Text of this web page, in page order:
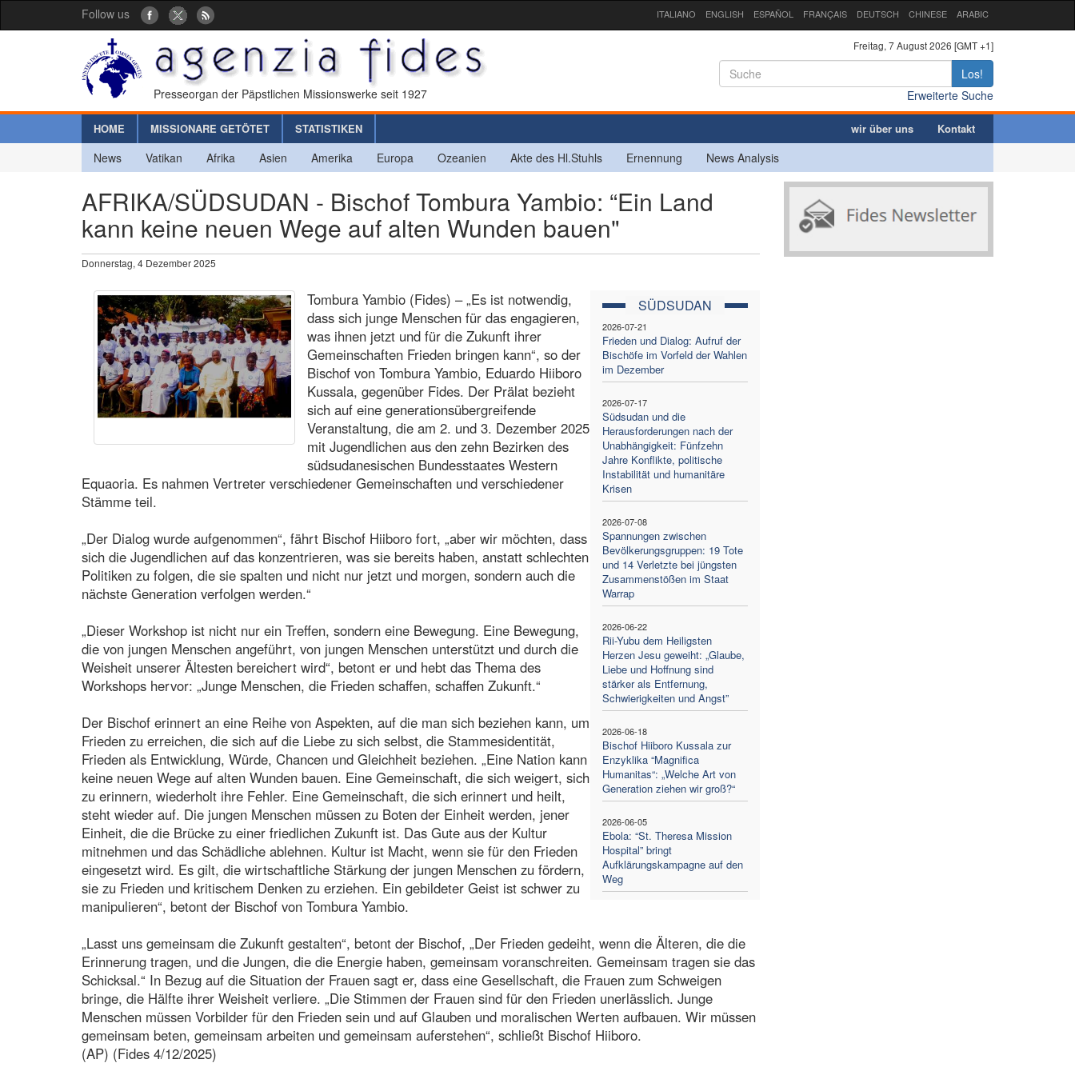
Follow us ITALIANO ENGLISH ESPAÑOL FRANÇAIS DEUTSCH CHINESE ARABIC
Presseorgan der Päpstlichen Missionswerke seit 1927
Freitag, 7 August 2026 [GMT +1]
Los!
Erweiterte Suche
HOME MISSIONARE GETÖTET STATISTIKEN wir über uns Kontakt
News Vatikan Afrika Asien Amerika Europa Ozeanien Akte des Hl.Stuhls Ernennung News Analysis
AFRIKA/SÜDSUDAN - Bischof Tombura Yambio: “Ein Land
kann keine neuen Wege auf alten Wunden bauen"
Donnerstag, 4 Dezember 2025
SÜDSUDAN
2026-07-21
Frieden und Dialog: Aufruf der
Bischöfe im Vorfeld der Wahlen
im Dezember
2026-07-17
Südsudan und die
Herausforderungen nach der
Unabhängigkeit: Fünfzehn
Jahre Konflikte, politische
Instabilität und humanitäre
Krisen
2026-07-08
Spannungen zwischen
Bevölkerungsgruppen: 19 Tote
und 14 Verletzte bei jüngsten
Zusammenstößen im Staat
Warrap
2026-06-22
Rii-Yubu dem Heiligsten
Herzen Jesu geweiht: „Glaube,
Liebe und Hoffnung sind
stärker als Entfernung,
Schwierigkeiten und Angst”
2026-06-18
Bischof Hiiboro Kussala zur
Enzyklika “Magnifica
Humanitas“: „Welche Art von
Generation ziehen wir groß?“
2026-06-05
Ebola: “St. Theresa Mission
Hospital” bringt
Aufklärungskampagne auf den
Weg
Tombura Yambio (Fides) – „Es ist notwendig,
dass sich junge Menschen für das engagieren,
was ihnen jetzt und für die Zukunft ihrer
Gemeinschaften Frieden bringen kann“, so der
Bischof von Tombura Yambio, Eduardo Hiiboro
Kussala, gegenüber Fides. Der Prälat bezieht
sich auf eine generationsübergreifende
Veranstaltung, die am 2. und 3. Dezember 2025
mit Jugendlichen aus den zehn Bezirken des
südsudanesischen Bundesstaates Western
Equaoria. Es nahmen Vertreter verschiedener Gemeinschaften und verschiedener
Stämme teil.
„Der Dialog wurde aufgenommen“, fährt Bischof Hiiboro fort, „aber wir möchten, dass
sich die Jugendlichen auf das konzentrieren, was sie bereits haben, anstatt schlechten
Politiken zu folgen, die sie spalten und nicht nur jetzt und morgen, sondern auch die
nächste Generation verfolgen werden.“
„Dieser Workshop ist nicht nur ein Treffen, sondern eine Bewegung. Eine Bewegung,
die von jungen Menschen angeführt, von jungen Menschen unterstützt und durch die
Weisheit unserer Ältesten bereichert wird“, betont er und hebt das Thema des
Workshops hervor: „Junge Menschen, die Frieden schaffen, schaffen Zukunft.“
Der Bischof erinnert an eine Reihe von Aspekten, auf die man sich beziehen kann, um
Frieden zu erreichen, die sich auf die Liebe zu sich selbst, die Stammesidentität,
Frieden als Entwicklung, Würde, Chancen und Gleichheit beziehen. „Eine Nation kann
keine neuen Wege auf alten Wunden bauen. Eine Gemeinschaft, die sich weigert, sich
zu erinnern, wiederholt ihre Fehler. Eine Gemeinschaft, die sich erinnert und heilt,
steht wieder auf. Die jungen Menschen müssen zu Boten der Einheit werden, jener
Einheit, die die Brücke zu einer friedlichen Zukunft ist. Das Gute aus der Kultur
mitnehmen und das Schädliche ablehnen. Kultur ist Macht, wenn sie für den Frieden
eingesetzt wird. Es gilt, die wirtschaftliche Stärkung der jungen Menschen zu fördern,
sie zu Frieden und kritischem Denken zu erziehen. Ein gebildeter Geist ist schwer zu
manipulieren“, betont der Bischof von Tombura Yambio.
„Lasst uns gemeinsam die Zukunft gestalten“, betont der Bischof, „Der Frieden gedeiht, wenn die Älteren, die die
Erinnerung tragen, und die Jungen, die die Energie haben, gemeinsam voranschreiten. Gemeinsam tragen sie das
Schicksal.“ In Bezug auf die Situation der Frauen sagt er, dass eine Gesellschaft, die Frauen zum Schweigen
bringe, die Hälfte ihrer Weisheit verliere. „Die Stimmen der Frauen sind für den Frieden unerlässlich. Junge
Menschen müssen Vorbilder für den Frieden sein und auf Glauben und moralischen Werten aufbauen. Wir müssen
gemeinsam beten, gemeinsam arbeiten und gemeinsam auferstehen“, schließt Bischof Hiiboro.
(AP) (Fides 4/12/2025)